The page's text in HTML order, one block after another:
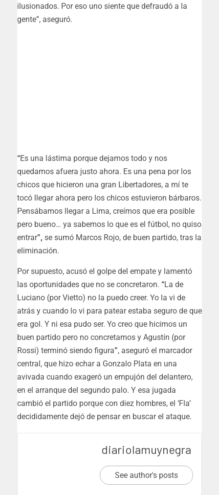
ilusionados. Por eso uno siente que defraudó a la
gente”, aseguró.
“Es una lástima porque dejamos todo y nos
quedamos afuera justo ahora. Es una pena por los
chicos que hicieron una gran Libertadores, a mí te
tocó llegar ahora pero los chicos estuvieron bárbaros.
Pensábamos llegar a Lima, creímos que era posible
pero bueno… ya sabemos lo que es el fútbol, no quiso
entrar”, se sumó Marcos Rojo, de buen partido, tras la
eliminación.
Por supuesto, acusó el golpe del empate y lamentó
las oportunidades que no se concretaron. “La de
Luciano (por Vietto) no la puedo creer. Yo la vi de
atrás y cuando lo vi para patear estaba seguro de que
era gol. Y ni esa pudo ser. Yo creo que hicimos un
buen partido pero no concretamos y Agustín (por
Rossi) terminó siendo figura”, aseguró el marcador
central, que hizo echar a Gonzalo Plata en una
avivada cuando exageró un empujón del delantero,
en el arranque del segundo palo. Y esa jugada
cambió el partido porque con diez hombres, el ‘Fla’
decididamente dejó de pensar en buscar el ataque.
diariolamuynegra
See author's posts